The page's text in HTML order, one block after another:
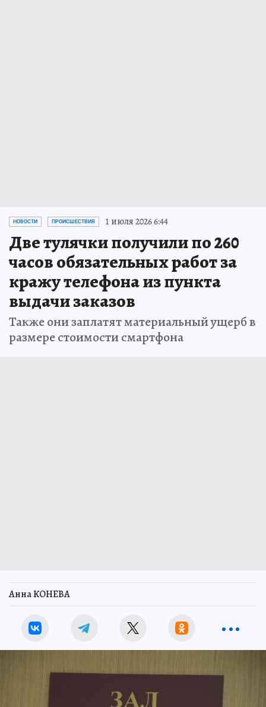
НОВОСТИ ПРОИСШЕСТВИЯ 1 июля 2026 6:44
Две тулячки получили по 260
часов обязательных работ за
кражу телефона из пункта
выдачи заказов
Также они заплатят материальный ущерб в
размере стоимости смартфона
Анна КОНЕВА